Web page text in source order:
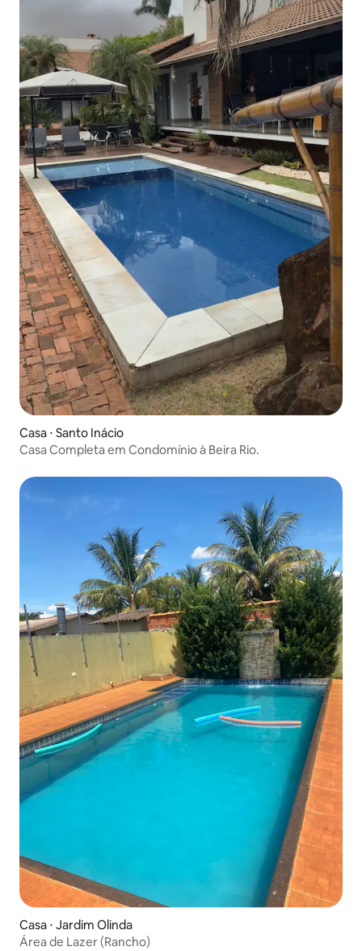
Casa ⋅ Santo Inácio
Casa Completa em Condomínio à Beira Rio.
Casa ⋅ Jardim Olinda
Área de Lazer (Rancho)